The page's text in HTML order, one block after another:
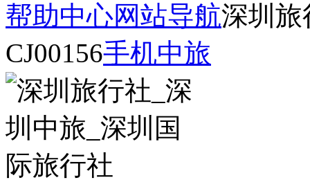
帮助中心网站导航深圳旅
CJ00156手机中旅